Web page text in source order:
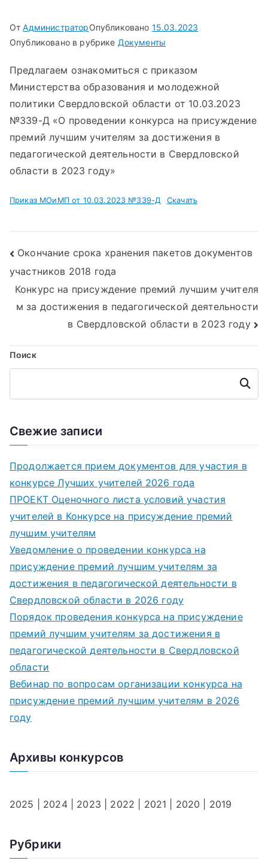
ОтАдминистраторОпубликовано 15.03.2023
Опубликовано в рубрике Документы
Предлагаем ознакомиться с приказом
Министерства образования и молодежной
политики Свердловской области от 10.03.2023
№339-Д «О проведении конкурса на присуждение
премий лучшим учителям за достижения в
педагогической деятельности в Свердловской
области в 2023 году»
Приказ МОиМП от 10.03.2023 №339-Д Скачать
Навигация
по
записям
Окончание срока хранения пакетов документов
участников 2018 года
Конкурс на присуждение премий лучшим учителя
м за достижения в педагогической деятельности
в Свердловской области в 2023 году
Поиск
Поиск
Свежие записи
Продолжается прием документов для участия в
конкурсе Лучших учителей 2026 года
ПРОЕКТ Оценочного листа условий участия
учителей в Конкурсе на присуждение премий
лучшим учителям
Уведомление о проведении конкурса на
присуждение премий лучшим учителям за
достижения в педагогической деятельности в
Свердловской области в 2026 году
Порядок проведения конкурса на присуждение
премий лучшим учителям за достижения в
педагогической деятельности в Свердловской
области
Вебинар по вопросам организации конкурса на
присуждение премий лучшим учителям в 2026
году
Архивы конкурсов
2025 2024 2023 2022 2021 2020 2019
Рубрики